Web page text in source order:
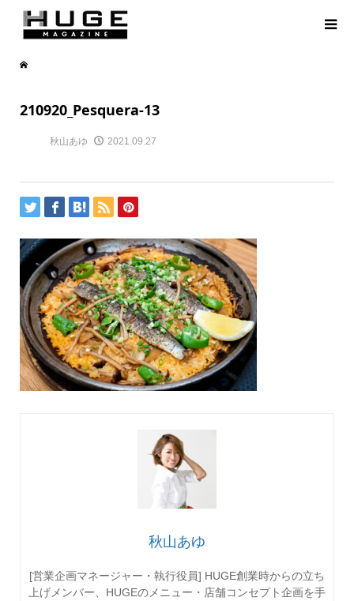
210920_Pesquera-13
秋山あゆ 2021.09.27
秋山あゆ
[営業企画マネージャー・執行役員] HUGE創業時からの立ち
上げメンバー、HUGEのメニュー・店舗コンセプト企画を手